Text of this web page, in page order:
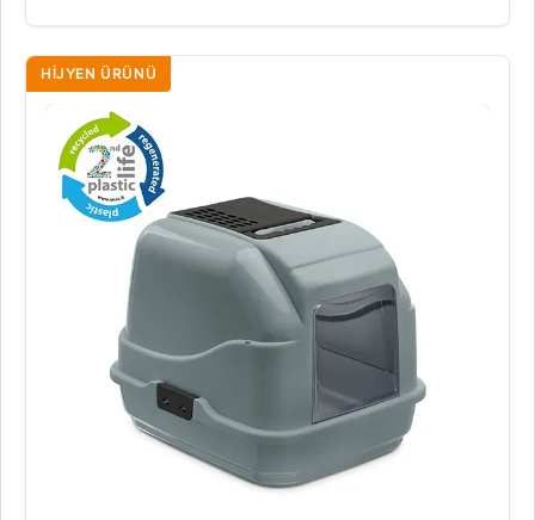
HIJYEN ÜRÜNÜ